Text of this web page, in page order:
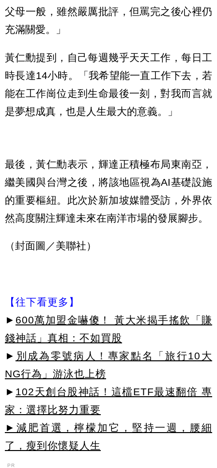
父母一般，雖然嚴厲批評，但罵完之後心裡仍
充滿關愛。」
黃仁勳提到，自己每週幾乎天天工作，每日工
時長達14小時。「我希望能一直工作下去，若
能在工作崗位走到生命最後一刻，對我而言就
是夢想成真，也是人生最大的意義。」
最後，黃仁勳表示，輝達正積極布局東南亞，
繼美國與台灣之後，將該地區視為AI基礎設施
的重要樞紐。此次於新加坡媒體受訪，外界依
然高度關注輝達未來在南洋市場的發展腳步。
（封面圖／美聯社）
【往下看更多】
► 600萬加盟金嚇傻！ 黃大米揭手搖飲「賺
錢神話」真相：不如買股
► 別成為零號病人！專家點名「旅行10大
NG行為」游泳也上榜
► 102天創台股神話！這檔ETF最速翻倍 專
家：選擇比努力重要
►減肥首選，檸檬加它，堅持一週，腰細
了，瘦到你懷疑人生
PR